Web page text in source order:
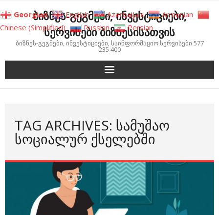
to
content
ბიზნეს-გეგმები, ინვესტიციები,
სერვისები ბიზნესისათვის
ბიზნეს-გეგმები, ინვესტიციები, საინფორმაციო სერვისები 577
235 400
TAG ARCHIVES: ᲡᲐᲛᲣᲨᲐᲝ
ᲡᲝᲪᲘᲐᲚᲣᲠ ᲥᲡᲔᲚᲔᲑᲨᲘ
Georgian English Azerbaijani
Armenian
Chinese (Simplified)
Russian Persian